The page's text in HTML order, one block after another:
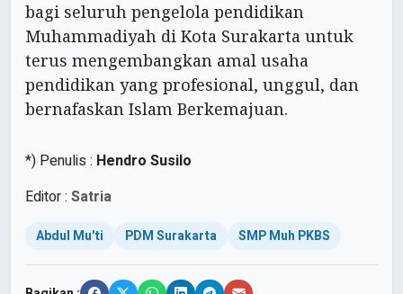
bagi seluruh pengelola pendidikan
Muhammadiyah di Kota Surakarta untuk
terus mengembangkan amal usaha
pendidikan yang profesional, unggul, dan
bernafaskan Islam Berkemajuan.
*) Penulis : Hendro Susilo
Editor : Satria
Abdul Mu'ti PDM Surakarta SMP Muh PKBS